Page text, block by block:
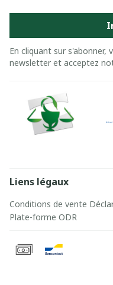
En cliquant sur s'abonner,
newsletter et acceptez
Liens légaux
Conditions de vente
Plate-forme ODR